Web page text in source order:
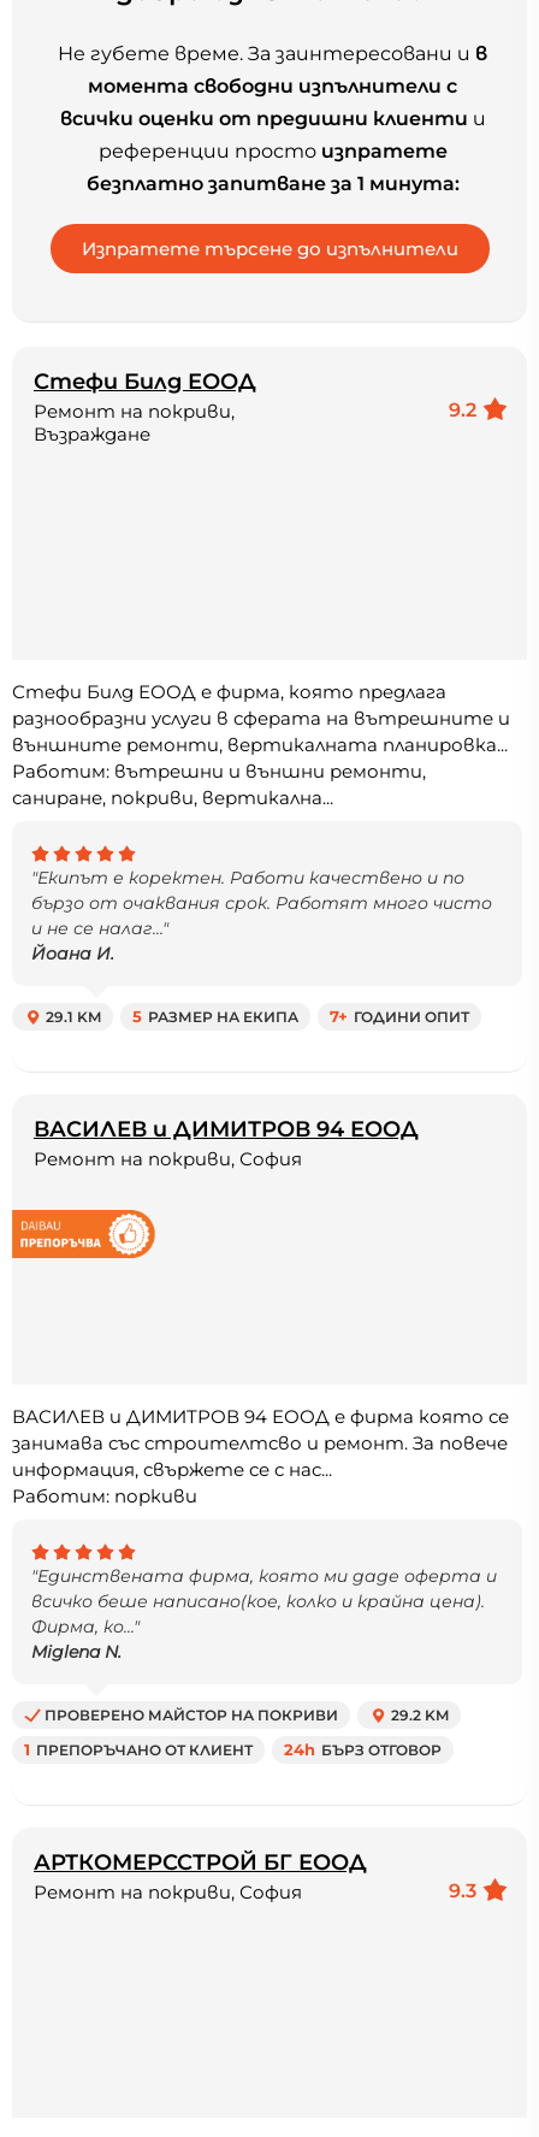
Не губете време. За заинтересовани и в
момента свободни изпълнители с
всички оценки от предишни клиенти и
референции просто изпратете
безплатно запитване за 1 минута:
Стефи Билд ЕООД
9.2
Ремонт на покриви,
Възраждане
Стефи Билд ЕООД е фирма, която предлага
разнообразни услуги в сферата на вътрешните и
външните ремонти, вертикалната планировка...
Работим: вътрешни и външни ремонти,
саниране, покриви, вертикална...
"Екипът е коректен. Работи качествено и по
бързо от очаквания срок. Работят много чисто
и не се налаг..."
Йоана И.
29.1 KM 5 РАЗМЕР НА ЕКИПА 7+ ГОДИНИ ОПИТ
ВАСИЛЕВ и ДИМИТРОВ 94 ЕООД
Ремонт на покриви, София
ВАСИЛЕВ и ДИМИТРОВ 94 ЕООД е фирма която се
занимава със строителтсво и ремонт. За повече
информация, свържете се с нас...
Работим: поркиви
"Единствената фирма, която ми даде оферта и
всичко беше написано(кое, колко и крайна цена).
Фирма, ко..."
Miglena N.
ПРОВЕРЕНО МАЙСТОР НА ПОКРИВИ
29.2 KM
1 ПРЕПОРЪЧАНО ОТ КЛИЕНТ 24h БЪРЗ ОТГОВОР
АРТКОМЕРССТРОЙ БГ ЕООД
9.3
Ремонт на покриви, София